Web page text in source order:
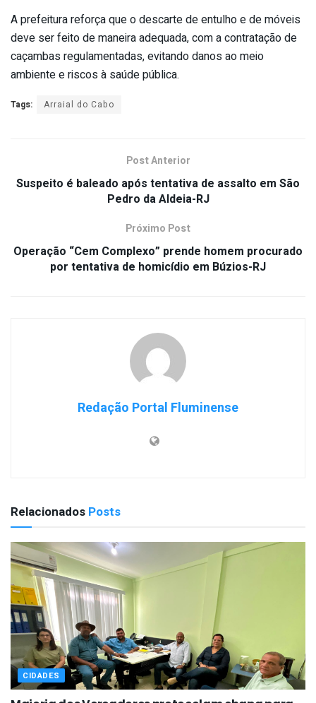
A prefeitura reforça que o descarte de entulho e de móveis
deve ser feito de maneira adequada, com a contratação de
caçambas regulamentadas, evitando danos ao meio
ambiente e riscos à saúde pública.
Tags: Arraial do Cabo
Post Anterior
Suspeito é baleado após tentativa de assalto em São
Pedro da Aldeia-RJ
Próximo Post
Operação “Cem Complexo” prende homem procurado
por tentativa de homicídio em Búzios-RJ
Redação Portal Fluminense
Relacionados Posts
CIDADES